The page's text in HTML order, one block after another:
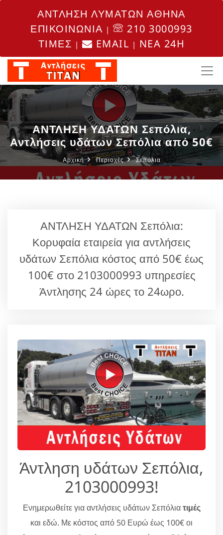
ΑΝΤΛΗΣΗ ΛΥΜΑΤΩΝ ΑΘΗΝΑ
ΕΠΙΚΟΙΝΩΝΙΑ |
210 3000993
ΤΙΜΕΣ | EMAIL | NEA 24H
ΑΝΤΛΗΣΗ ΥΔΑΤΩΝ Σεπόλια,
Αντλήσεις υδάτων Σεπόλια από 50€
Αρχική Περιοχές Σεπόλια
ΑΝΤΛΗΣΗ ΥΔΑΤΩΝ Σεπόλια:
Κορυφαία εταιρεία για αντλήσεις
υδάτων Σεπόλια κόστος από 50€ έως
100€ στο 2103000993 υπηρεσίες
Άντλησης 24 ώρες το 24ωρο.
Άντληση υδάτων Σεπόλια,
2103000993!
Ενημερωθείτε για αντλήσεις υδάτων Σεπόλιατιμές
και εδώ. Με κόστος από 50 Ευρώ έως 100€ οι